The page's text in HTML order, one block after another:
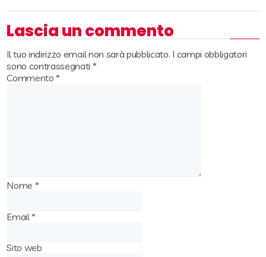
Lascia un commento
Il tuo indirizzo email non sarà pubblicato. I campi obbligatori
sono contrassegnati *
Commento*
Nome *
Email*
Sito web